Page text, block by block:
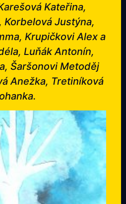
Kateřina,
Korbelová Justýna,
Krupičkovi Alex a
Luňák Antonín,
Šaršonovi Metoděj
Anežka, Tretiníková